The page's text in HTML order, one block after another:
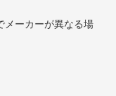
メーカーが異なる場